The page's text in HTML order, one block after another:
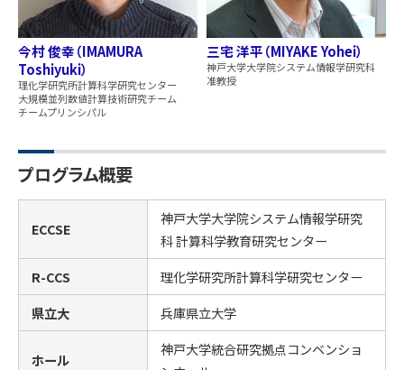
今村 俊幸（IMAMURA
Toshiyuki）
理化学研究所計算科学研究センター
大規模並列数値計算技術研究チーム
チームプリンシパル
三宅 洋平（MIYAKE Yohei）
神戸大学大学院システム情報学研究科
准教授
プログラム概要
ECCSE
神戸大学大学院システム情報学研究
科 計算科学教育研究センター
R-CCS
理化学研究所計算科学研究センター
県立大
兵庫県立大学
ホール
神戸大学統合研究拠点コンベンショ